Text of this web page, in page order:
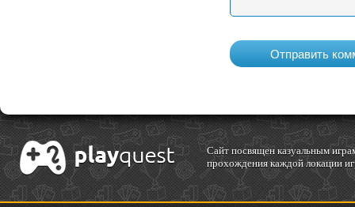
Cайт посвящен казуальным
прохождения каждой локации